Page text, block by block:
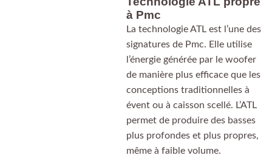
à Pmc
La technologie ATL est l’une des
signatures de Pmc. Elle utilise
l’énergie générée par le woofer
de manière plus efficace que les
conceptions traditionnelles à
évent ou à caisson scellé. L’ATL
permet de produire des basses
plus profondes et plus propres,
même à faible volume.